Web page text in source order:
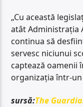
„Cu această
atât Administrația
continua să
servesc niciunui
captează oamenii
organizația într-
sursă:The